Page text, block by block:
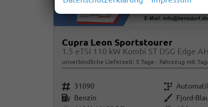
Cupra Leon Sportstourer
1.5 eTSI 110 kW Kombi ST DSG Edge
unverbindliche Lieferzeit: 5 Tage Fahrzeug mit
Fahrzeugnr. 31090 Getriebe
Kraftstoff Benzin Außenfarbe Fjord-